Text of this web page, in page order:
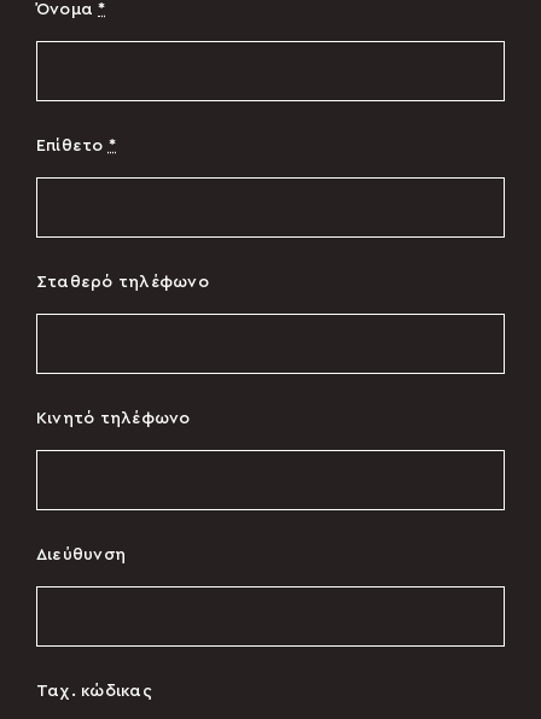
Όνομα*
Επίθετο *
Σταθερό τηλέφωνο
Κινητό τηλέφωνο
Διεύθυνση
Ταχ. κώδικας